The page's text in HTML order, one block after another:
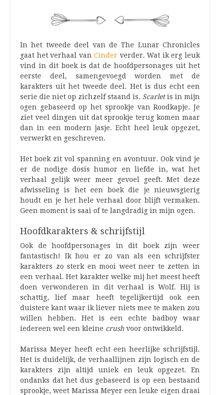
In het tweede deel van de The Lunar Chronicles
gaat het verhaal vanCinder verder. Wat ik erg leuk
vind in dit boek is dat de hoofdpersonages uit het
eerste deel, samengevoegd worden met de
karakters uit het tweede deel. Het is dus echt een
serie die niet op zichzelf staand is. Scarletis in mijn
ogen gebaseerd op het sprookje van Roodkapje. Je
ziet veel dingen uit dat sprookje terug komen maar
dan in een modern jasje. Echt heel leuk opgezet,
verwerkt en geschreven.
Het boek zit vol spanning en avontuur. Ook vind je
er de nodige dosis humor en liefde in, wat het
verhaal gelijk weer meer gevoel geeft. Met deze
afwisseling is het een boek die je nieuwsgierig
houdt en je het hele verhaal door blijft vermaken.
Geen moment is saai of te langdradig in mijn ogen.
Hoofdkarakters & schrijfstijl
Ook de hoofdpersonages in dit boek zijn weer
fantastisch! Ik hou er zo van als een schrijfster
karakters zo sterk en mooi weet neer te zetten in
een verhaal. Het karakter welke mij het meest heeft
doen verwonderen in dit verhaal is Wolf. Hij is
schattig, lief maar heeft tegelijkertijd ook een
duistere kant waar ik liever niets mee te maken zou
willen hebben. Het is een echte badboy waar
iedereen wel een kleine crush voor ontwikkeld.
Marissa Meyer heeft echt een heerlijke schrijfstijl.
Het is duidelijk, de verhaallijnen zijn logisch en de
karakters zijn altijd uniek en leuk opgezet. En
ondanks dat het dus gebaseerd is op een bestaand
sprookje, weet Marissa Meyer een leuke eigen draai